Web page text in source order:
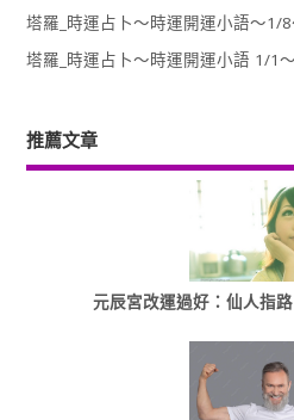
塔羅_時運占卜～時運開運小語～1/
塔羅_時運占卜～時運開運小語 1/1
推薦文章
元辰宮改運過好：仙人指